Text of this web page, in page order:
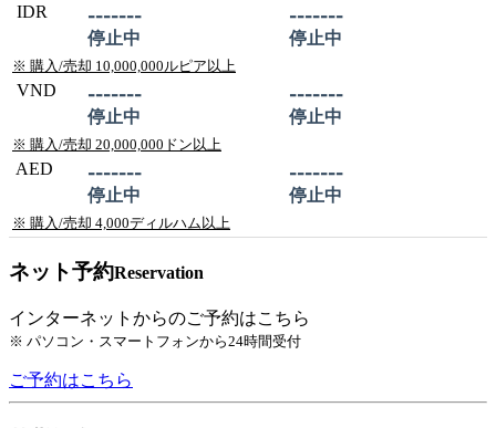
IDR -------
停止中
-------
停止中
※ 購入/売却 10,000,000ルピア以上
VND -------
停止中
-------
停止中
※ 購入/売却 20,000,000ドン以上
AED -------
停止中
-------
停止中
※ 購入/売却 4,000ディルハム以上
ネット予約Reservation
インターネットからのご予約はこちら
※ パソコン・スマートフォンから24時間受付
ご予約はこちら